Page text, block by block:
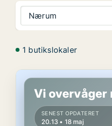
Nærum
1 butikslokaler
Butik i Nærum
Vi overvåger
SENEST OPDATERET
20.13 • 18 maj